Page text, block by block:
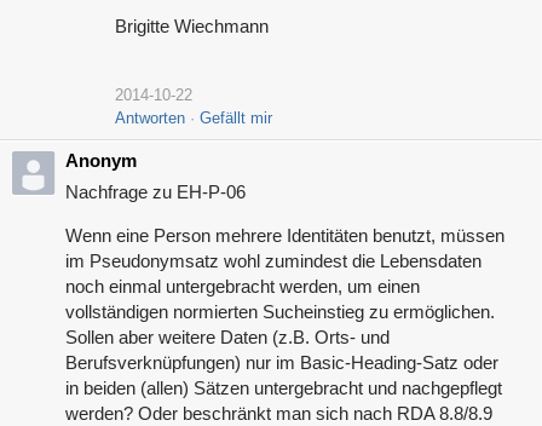
Brigitte Wiechmann
2014-10-22
Antworten
Gefällt mir
Anonym
Nachfrage zu EH-P-06
Wenn eine Person mehrere Identitäten benutzt, müssen
im Pseudonymsatz wohl zumindest die Lebensdaten
noch einmal untergebracht werden, um einen
vollständigen normierten Sucheinstieg zu ermöglichen.
Sollen aber weitere Daten (z.B. Orts- und
Berufsverknüpfungen) nur im Basic-Heading-Satz oder
in beiden (allen) Sätzen untergebracht und nachgepflegt
werden? Oder beschränkt man sich nach RDA 8.8/8.9